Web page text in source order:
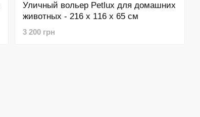
Уличный вольер Petlux для домашних
животных - 216 x 116 x 65 см
3 200 грн